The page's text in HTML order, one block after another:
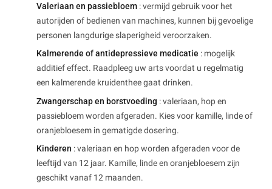
Valeriaan en passiebloem : vermijd gebruik voor het
autorijden of bedienen van machines, kunnen bij gevoelige
personen langdurige slaperigheid veroorzaken.
Kalmerende of antidepressieve medicatie : mogelijk
additief effect. Raadpleeg uw arts voordat u regelmatig
een kalmerende kruidenthee gaat drinken.
Zwangerschap en borstvoeding : valeriaan, hop en
passiebloem worden afgeraden. Kies voor kamille, linde of
oranjebloesem in gematigde dosering.
Kinderen : valeriaan en hop worden afgeraden voor de
leeftijd van 12 jaar. Kamille, linde en oranjebloesem zijn
geschikt vanaf 12 maanden.